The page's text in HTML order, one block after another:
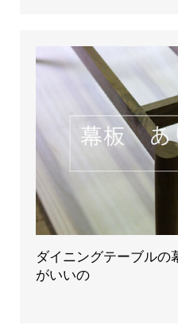
ダイニングテーブルの
がいいの